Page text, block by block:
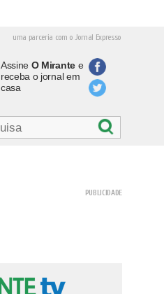
uma parceria com o Jornal Expresso
Assine O Mirantee
receba o jornal em
casa